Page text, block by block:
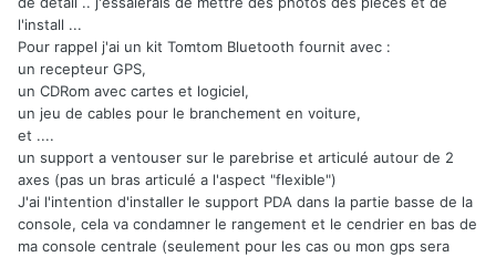
l'install ...
Pour rappel j'ai un kit Tomtom Bluetooth fournit avec :
un recepteur GPS,
un CDRom avec cartes et logiciel,
un jeu de cables pour le branchement en voiture,
et ....
un support a ventouser sur le parebrise et articulé autour de 2
axes (pas un bras articulé a l'aspect "flexible")
J'ai l'intention d'installer le support PDA dans la partie basse de la
console, cela va condamner le rangement et le cendrier en bas de
ma console centrale (seulement pour les cas ou mon gps sera